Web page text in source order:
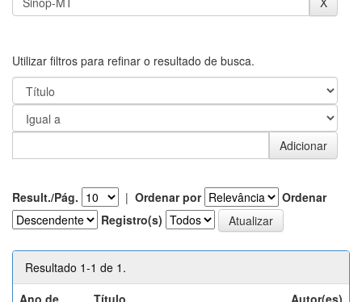
Utilizar filtros para refinar o resultado de busca.
Result./Pág. | Ordenar por
Ordenar
Registro(s)
Resultado 1-1 de 1.
Ano de
Título Autor(es)